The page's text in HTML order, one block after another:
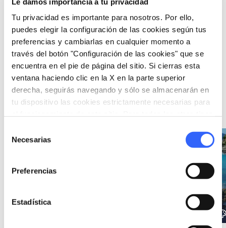
Tu privacidad es importante para nosotros. Por ello,
puedes elegir la configuración de las cookies según tus
preferencias y cambiarlas en cualquier momento a
través del botón "Configuración de las cookies" que se
encuentra en el pie de página del sitio. Si cierras esta
ventana haciendo clic en la X en la parte superior
derecha, seguirás navegando y sólo se almacenarán en
tu dispositivo las cookies estrictamente necesarias para
Necesarias
Preferencias
Estadística
photo_camera Atracciones
Área arqueológica de
San Gaetano en Vada
Ideas
favorite_border